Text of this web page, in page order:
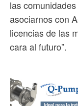
las
asociarnos con
licencias de las
cara al futuro”.